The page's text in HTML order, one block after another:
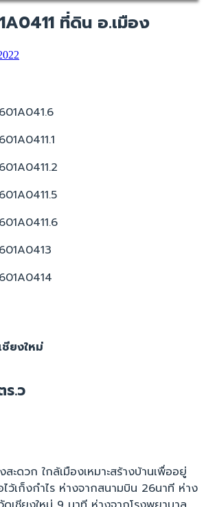
ที่ดิน อ.เมือง
ยงใหม่
.ว
ะดวก ใกล้เมืองเหมาะสร้างบ้านเพื่ออยู่
ไว้เก็งกำไร ห่างจากสนามบิน 26นาที ห่าง